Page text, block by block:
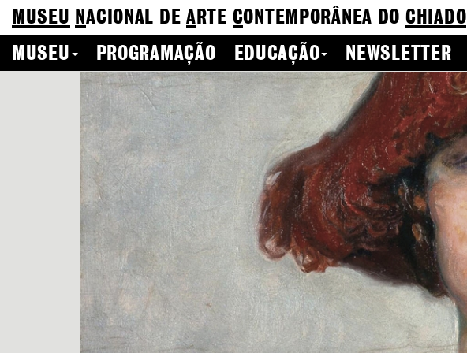
MUSEU NACIONAL DEA RTE CONTEMPORÂNEA DO CHIADO
MUSEU
PROGRAMAÇÃO EDUCAÇÃO NEWSLETTER